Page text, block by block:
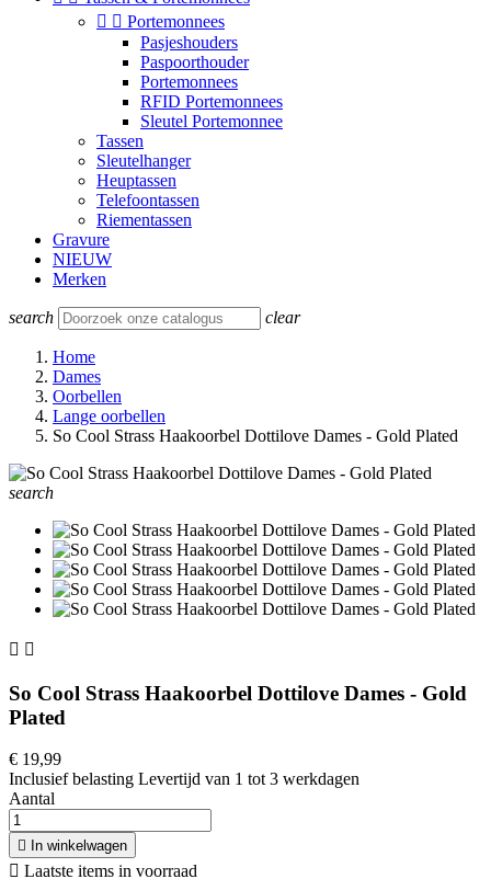
  Portemonnees
Pasjeshouders
Paspoorthouder
Portemonnees
RFID Portemonnees
Sleutel Portemonnee
Tassen
Sleutelhanger
Heuptassen
Telefoontassen
Riementassen
Gravure
NIEUW
Merken
search clear
Home
Dames
Oorbellen
Lange oorbellen
So Cool Strass Haakoorbel Dottilove Dames - Gold Plated
search
 
So Cool Strass Haakoorbel Dottilove Dames - Gold
Plated
€ 19,99
Inclusief belasting Levertijd van 1 tot 3 werkdagen
Aantal
 In winkelwagen
 Laatste items in voorraad